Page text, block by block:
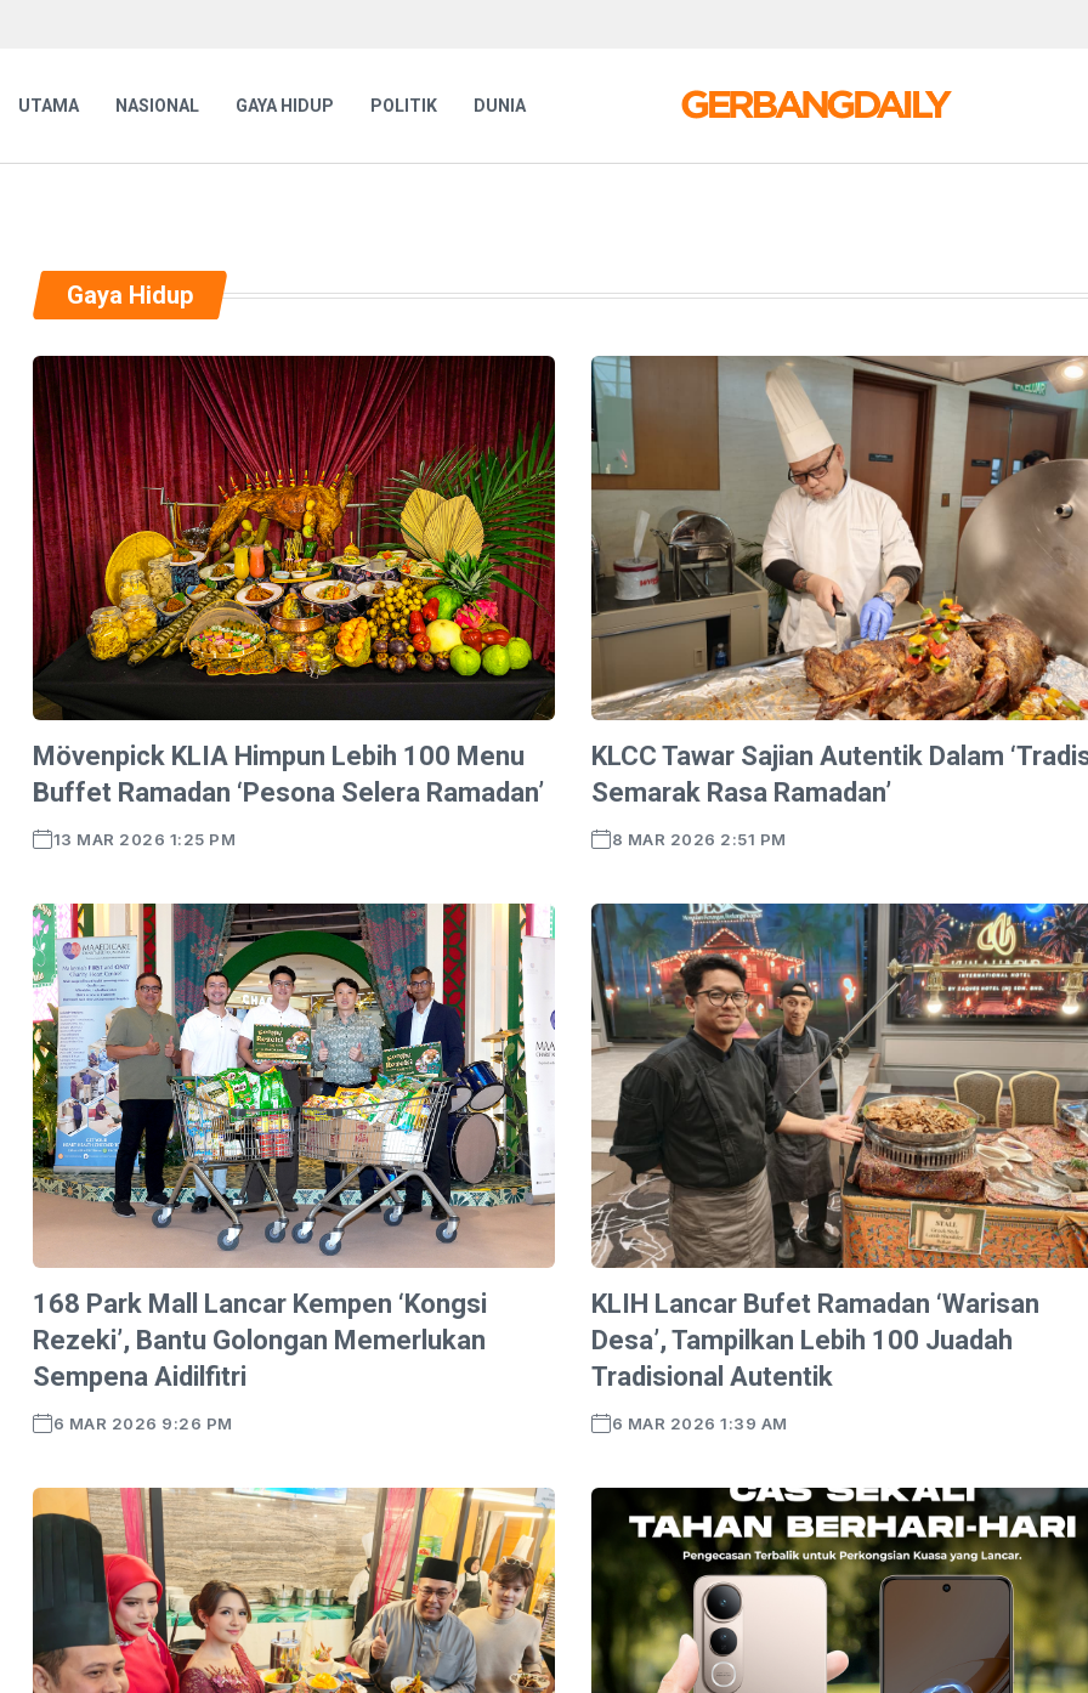
UTAMA NASIONAL GAYA HIDUP POLITIK DUNIA
Gaya Hidup
Mövenpick KLIA Himpun Lebih 100 Menu
Buffet Ramadan ‘Pesona Selera Ramadan’
13 MAR 2026 1:25 PM
KLCC Tawar Sajian Autentik Dalam
Semarak Rasa Ramadan’
8 MAR 2026 2:51 PM
168 Park Mall Lancar Kempen ‘Kongsi
Rezeki’, Bantu Golongan Memerlukan
Sempena Aidilfitri
6 MAR 2026 9:26 PM
KLIH Lancar Bufet Ramadan ‘Warisan
Desa’, Tampilkan Lebih 100 Juadah
Tradisional Autentik
6 MAR 2026 1:39 AM